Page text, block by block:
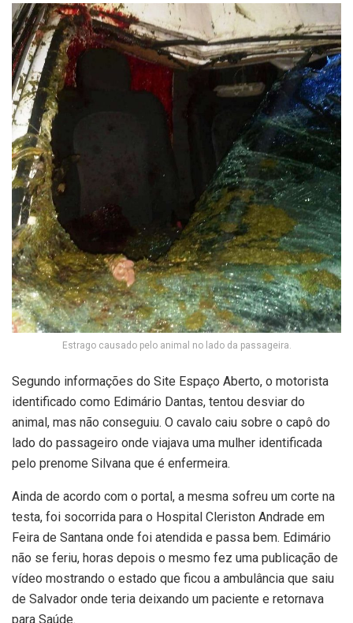
Estrago causado pelo animal no lado da passageira.
Segundo informações do Site Espaço Aberto, o motorista
identificado como Edimário Dantas, tentou desviar do
animal, mas não conseguiu. O cavalo caiu sobre o capô do
lado do passageiro onde viajava uma mulher identificada
pelo prenome Silvana que é enfermeira.
Ainda de acordo com o portal, a mesma sofreu um corte na
testa, foi socorrida para o Hospital Cleriston Andrade em
Feira de Santana onde foi atendida e passa bem. Edimário
não se feriu, horas depois o mesmo fez uma publicação de
vídeo mostrando o estado que ficou a ambulância que saiu
de Salvador onde teria deixando um paciente e retornava
para Saúde.